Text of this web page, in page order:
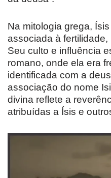
Na mitologia grega,
associada à
Seu culto e influência
romano, onde ela era
identificada com a
associação do nome
divina reflete a
atribuídas a Ísis e